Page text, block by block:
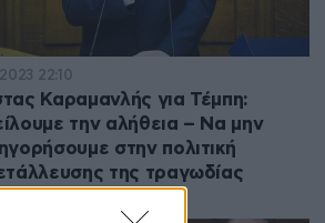
22:10
Καραμανλής για Τέμπη:
την αλήθεια – Να μην
στην πολιτική
της τραγωδίας